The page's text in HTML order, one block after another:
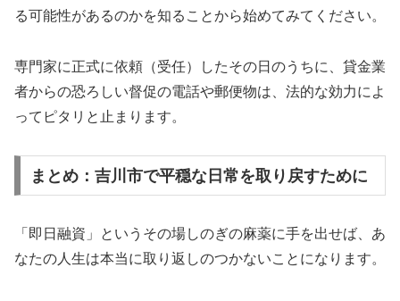
る可能性があるのかを知ることから始めてみてください。
専門家に正式に依頼（受任）したその日のうちに、貸金業
者からの恐ろしい督促の電話や郵便物は、法的な効力によ
ってピタリと止まります。
まとめ：吉川市で平穏な日常を取り戻すために
「即日融資」というその場しのぎの麻薬に手を出せば、あ
なたの人生は本当に取り返しのつかないことになります。